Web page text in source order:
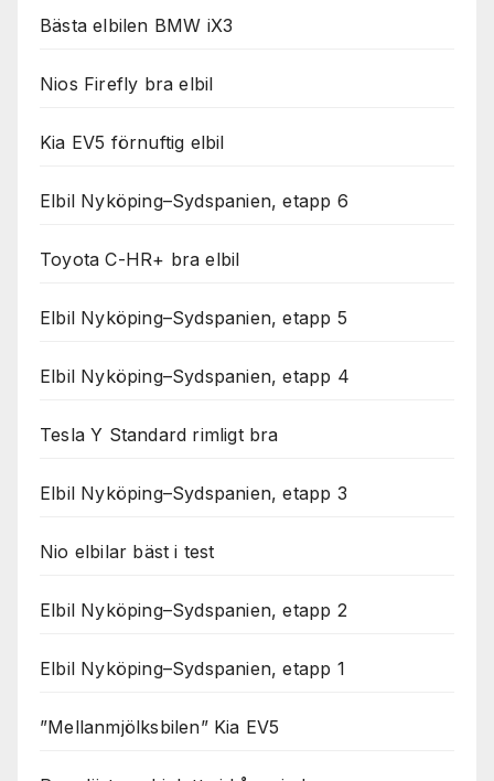
Bästa elbilen BMW iX3
Nios Firefly bra elbil
Kia EV5 förnuftig elbil
Elbil Nyköping–Sydspanien, etapp 6
Toyota C-HR+ bra elbil
Elbil Nyköping–Sydspanien, etapp 5
Elbil Nyköping–Sydspanien, etapp 4
Tesla Y Standard rimligt bra
Elbil Nyköping–Sydspanien, etapp 3
Nio elbilar bäst i test
Elbil Nyköping–Sydspanien, etapp 2
Elbil Nyköping–Sydspanien, etapp 1
”Mellanmjölksbilen” Kia EV5